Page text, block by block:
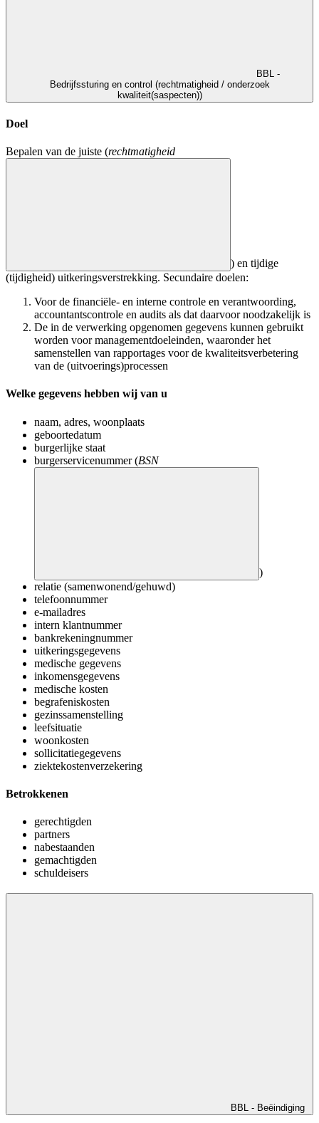
BBL -
Bedrijfssturing en control (rechtmatigheid / onderzoek
kwaliteit(saspecten))
Doel
Bepalen van de juiste (rechtmatigheid
) en tijdige
(tijdigheid) uitkeringsverstrekking. Secundaire doelen:
Voor de financiële- en interne controle en verantwoording,
accountantscontrole en audits als dat daarvoor noodzakelijk is
De in de verwerking opgenomen gegevens kunnen gebruikt
worden voor managementdoeleinden, waaronder het
samenstellen van rapportages voor de kwaliteitsverbetering
van de (uitvoerings)processen
Welke gegevens hebben wij van u
naam, adres, woonplaats
geboortedatum
burgerlijke staat
burgerservicenummer (BSN
)
relatie (samenwonend/gehuwd)
telefoonnummer
e-mailadres
intern klantnummer
bankrekeningnummer
uitkeringsgegevens
medische gegevens
inkomensgegevens
medische kosten
begrafeniskosten
gezinssamenstelling
leefsituatie
woonkosten
sollicitatiegegevens
ziektekostenverzekering
Betrokkenen
gerechtigden
partners
nabestaanden
gemachtigden
schuldeisers
BBL - Beëindiging